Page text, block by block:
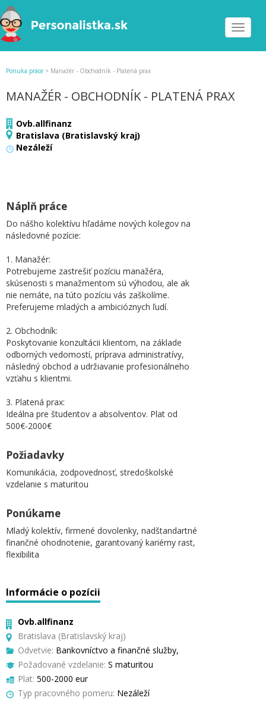
Toggle
Ponuka práce > Manažér - Obchodník - Platená prax
MANAŽÉR - OBCHODNÍK - PLATENÁ PRAX
Ovb.allfinanz
Bratislava (Bratislavský kraj)
Nezáleží
Náplň práce
Do nášho kolektívu hľadáme nových kolegov na
následovné pozície:
1. Manažér:
Potrebujeme zastrešiť pozíciu manažéra,
skúsenosti s manažmentom sú výhodou, ale ak
nie nemáte, na túto pozíciu vás zaškolíme.
Preferujeme mladých a ambicióznych ľudí.
2. Obchodník:
Poskytovanie konzultácii klientom, na základe
odborných vedomostí, príprava administratívy,
následný obchod a udržiavanie profesionálneho
vzťahu s klientmi.
3. Platená prax:
Ideálna pre študentov a absolventov. Plat od
500€-2000€
Požiadavky
Komunikácia, zodpovednosť, stredoškolské
vzdelanie s maturitou
Ponúkame
Mladý kolektív, firmené dovolenky, nadštandartné
finančné ohodnotenie, garantovaný kariérny rast,
flexibilita
Informácie o pozícii
Ovb.allfinanz
Bratislava (Bratislavský kraj)
Odvetvie: Bankovníctvo a finančné služby,
Požadované vzdelanie: S maturitou
Plat: 500-2000 eur
Typ pracovného pomeru: Nezáleží